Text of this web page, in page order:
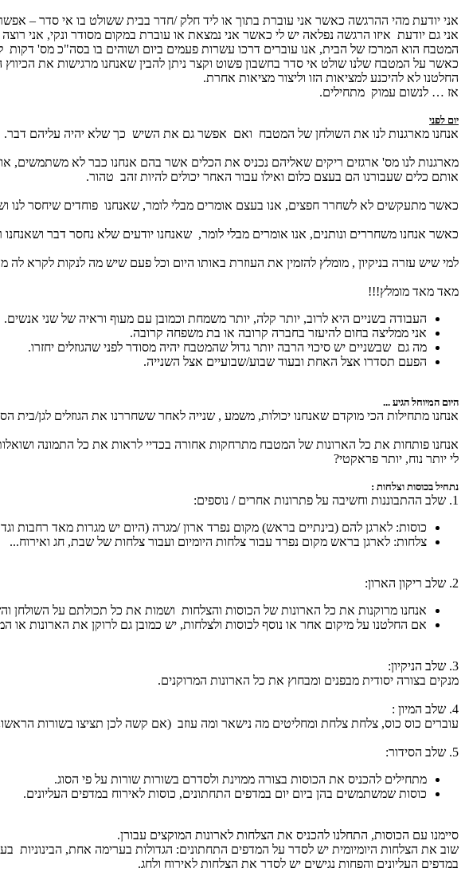
אני יודעת מהי ההרגשה כאשר אני עוברת בתוך או ליד חלק /חדר בבית ששולט בו אי סדר –
אני גם יודעת איזו הרגשה נפלאה יש לי כאשר אני נמצאת או עוברת במקום מסודר ונקי, אני
המטבח הוא המרכז של הבית, אנו עוברים דרכו עשרות פעמים ביום ושוהים בו בסה"כ מס' דקות
כאשר על המטבח שלנו שולט אי סדר בחשבון פשוט וקצר ניתן להבין שאנחנו מרגישות את הכיווץ
החלטנו לא להיכנע למציאות הזו וליצור מציאות אחרת.
אז … לנשום עמוק מתחילים.
יום לפני
אנחנו מארגנות לנו את השולחן של המטבח ואם אפשר גם את השיש כך שלא יהיה עליהם דבר.
מארגנות לנו מס' ארגזים ריקים שאליהם נכניס את הכלים אשר בהם אנחנו כבר לא משתמשים,
אותם כלים שעבורנו הם בעצם כלום ואילו עבור האחר יכולים להיות זהב טהור.
כאשר מתעקשים לא לשחרר חפצים, אנו בעצם אומרים מבלי לומר, שאנחנו פוחדים שיחסר לנו
כאשר אנחנו משחררים ונותנים, אנו אומרים מבלי לומר, שאנחנו יודעים שלא נחסר דבר
למי שיש עזרה בניקיון , מומלץ להזמין את העוזרת באותו היום וכל פעם שיש מה לנקות לקרא
מאד מאד מומלץ!!!
העבודה בשניים היא לרוב, יותר קלה, יותר משמחת וכמובן עם מעוף וראיה של שני אנשים.
אני ממליצה בחום להיעזר בחברה קרובה או בת משפחה קרובה.
מה גם שבשניים יש סיכוי הרבה יותר גדול שהמטבח יהיה מסודר לפני שהגוזלים יחזרו.
הפעם תסדרו אצל האחת ובעוד שבוע/שבועיים אצל השנייה.
היום המיוחל הגיע ...
אנחנו מתחילות הכי מוקדם שאנחנו יכולות, משמע , שנייה לאחר ששחררנו את הגוזלים לגן/בית
אנחנו פותחות את כל הארונות של המטבח מתרחקות אחורה בכדיי לראות את כל התמונה
לי יותר נוח, יותר פראקטי?
נתחיל בכוסות וצלחות :
1. שלב ההתבוננות וחשיבה על פתרונות אחרים / נוספים:
כוסות: לארגן להם (בינתיים בראש) מקום נפרד ארון /מגרה (היום יש מגרות מאד רחבות
צלחות: לארגן בראש מקום נפרד עבור צלחות היומיום ועבור צלחות של שבת, חג ואירוח...
2. שלב ריקון הארון:
אנחנו מרוקנות את כל הארונות של הכוסות והצלחות ושמות את כל תכולתם על השולחן
אם החלטנו על מיקום אחר או נוסף לכוסות ולצלחות, יש כמובן גם לרוקן את הארונות
3. שלב הניקיון:
מנקים בצורה יסודית מבפנים ומבחוץ את כל הארונות המרוקנים.
4. שלב המיון :
עוברים כוס כוס, צלחת צלחת ומחליטים מה נישאר ומה עוזב (אם קשה לכן תציצו בשורות
5. שלב הסידור:
מתחילים להכניס את הכוסות בצורה ממוינת ולסדרם בשורות שורות על פי הסוג.
כוסות שמשתמשים בהן ביום יום במדפים התחתונים, כוסות לאירוח במדפים העליונים.
סיימנו עם הכוסות, התחלנו להכניס את הצלחות לארונות המוקצים עבורן.
שוב את הצלחות היומיומית יש לסדר על המדפים התחתונים: הגדולות בערימה אחת,
במדפים העליונים והפחות נגישים יש לסדר את הצלחות לאירוח ולחג.